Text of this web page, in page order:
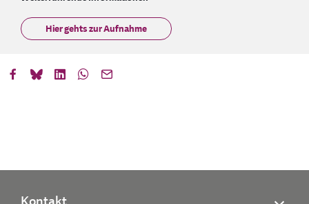
Hier gehts zur Aufnahme